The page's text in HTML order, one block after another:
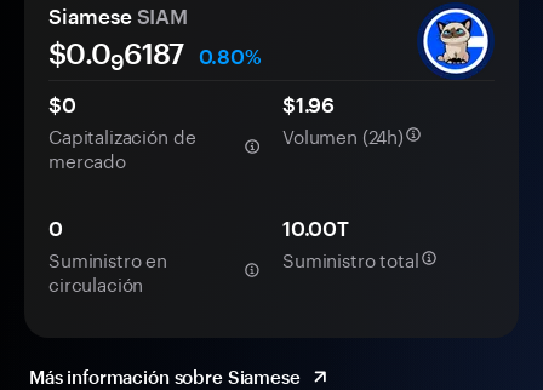
Siamese SIAM
$0.096187
0.80%
$0
Capitalización de
mercado
$1.96
Volumen (24h)
0
Suministro en
circulación
10.00T
Suministro total
Más información sobre Siamese